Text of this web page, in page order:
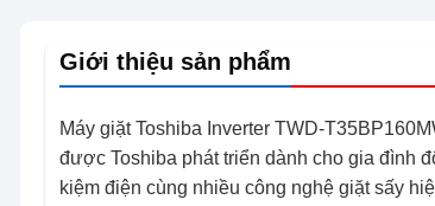
Giới thiệu sản phẩm
Máy giặt Toshiba Inverter TWD-
được Toshiba phát triển dành cho gia đình
kiệm điện cùng nhiều công nghệ giặt sấy